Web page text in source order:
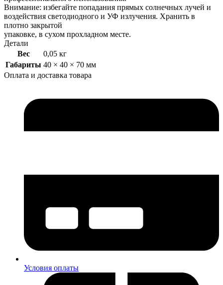
Внимание: избегайте попадания прямых солнечных лучей и
воздействия светодиодного и УФ излучения. Хранить в
плотно закрытой
упаковке, в сухом прохладном месте.
Детали
Вес
0,05 кг
Габариты 40 × 40 × 70 мм
Оплата и доставка товара
Условия оплаты